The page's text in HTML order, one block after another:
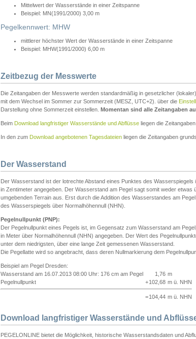
Mittelwert der Wasserstände in einer Zeitspanne
Beispiel: MN(1991/2000) 3,00 m
Pegelkennwert: MHW
mittlerer höchster Wert der Wasserstände in einer Zeitspanne
Beispiel: MHW(1991/2000) 6,00 m
Zeitbezug der Messwerte
Die Zeitangaben der Messwerte werden standardmäßig in gesetzlicher
mit dem Wechsel im Sommer zur Sommerzeit (MESZ, UTC+2). über die
Darstellung ohne Sommerzeit einstellen. Momentan sind alle Zeitangaben
Beim Download langfristiger Wasserstände und Abflüsse liegen die
In den zum Download angebotenen Tagesdateien liegen die Zeitangaben
Der Wasserstand
Der Wasserstand ist der lotrechte Abstand eines Punktes des Wasserspiegels
in Zentimeter angegeben. Der Wasserstand am Pegel sagt somit weder
umgebenden Terrain aus. Erst durch die Addition des Wasserstandes am
des Wasserspiegels über Normalhöhennull (NHN).
Pegelnullpunkt (PNP):
Der Pegelnullpunkt eines Pegels ist, im Gegensatz zum Wasserstand am
in Meter über Normalhöhennull (NHN) angegeben. Der Wert des
unter dem niedrigsten, über eine lange Zeit gemessenen Wasserstand.
Die Pegellatte wird so angebracht, dass deren Nullmarkierung dem
Beispiel am Pegel Dresden:
Wasserstand am 16.07.2013 08:00 Uhr: 176 cm am Pegel
1,76 m
Pegelnullpunkt
+102,68 m ü. NHN
=104,44 m ü. NHN
Download langfristiger Wasserstände und
PEGELONLINE bietet die Möglichkeit, historische Wasserstandsdaten und